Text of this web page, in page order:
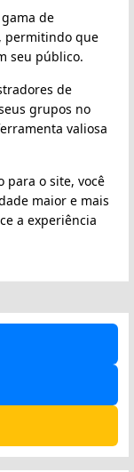
de
permitindo que
seu público.
de
grupos no
valiosa
para o site, você
maior e mais
a experiência